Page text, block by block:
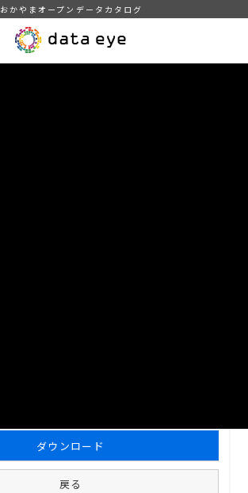
おかやまオープンデータカタログ
ダウンロード
戻る